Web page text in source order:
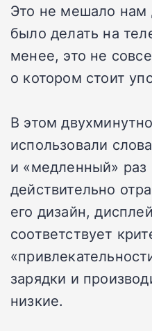
Это не мешало нам
было делать на
менее, это не
о котором стоит
В этом
использовали
и «медленный»
действительно
его дизайн,
соответствует
зарядки и
низкие.